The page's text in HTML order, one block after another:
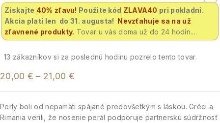
Získajte 40% zľavu! Použite kód ZLAVA40 pri pokladni.
Akcia platí len do 31. augusta! Nevzťahuje sa na už
zľavnené produkty. Tovar u vás doma už do 24 hodín....
13 zákazníkov si za poslednú hodinu pozrelo tento tovar.
20,00 € – 21,00 €
Perly boli od nepamäti spájané predovšetkým s láskou. Gréci a
Rimania verili, že nosenie perál podporuje partnerskú súdržnosť